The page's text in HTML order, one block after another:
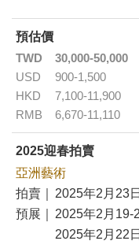
預估價
TWD
30,000-50,000
USD
900-1,500
HKD
7,100-11,900
RMB
6,670-11,110
2025迎春拍賣
亞洲藝術
拍賣｜
2025年2月23
預展｜
2025年2月19-
2025年2月22